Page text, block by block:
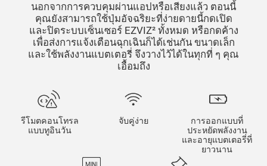
นอกจากการควบคุมผ่านแอปหรือเสียงแล้ว ตอนนี้
คุณยังสามารถใช้ปุ่มอัจฉริยะที่ง่ายดายนี้กดเปิด
และปิดระบบเซ็นเซอร์ EZVIZ² ทั้งหมด หรือกดค้าง
เพื่อส่งการแจ้งเตือนฉุกเฉินก็ได้เช่นกัน ขนาดเล็ก
และใช้พลังงานแบตเตอรี่ จึงวางไว้ได้ในทุกที่ ๆ คุณ
เอื้อมถึง
รีโมตคอนโทรล
แบบทูอินวัน
จับคู่ง่าย
การออกแบบที่
ประหยัดพลังงาน
และอายุแบตเตอรี่ที่
ยาวนาน